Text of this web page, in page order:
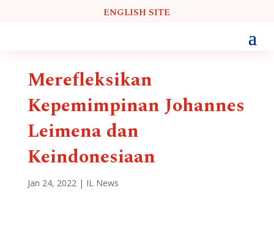
ENGLISH SITE
Merefleksikan
Kepemimpinan Johannes
Leimena dan
Keindonesiaan
Jan 24, 2022| IL News